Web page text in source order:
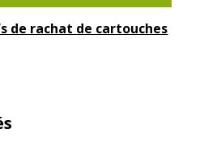
de rachat de cartouches